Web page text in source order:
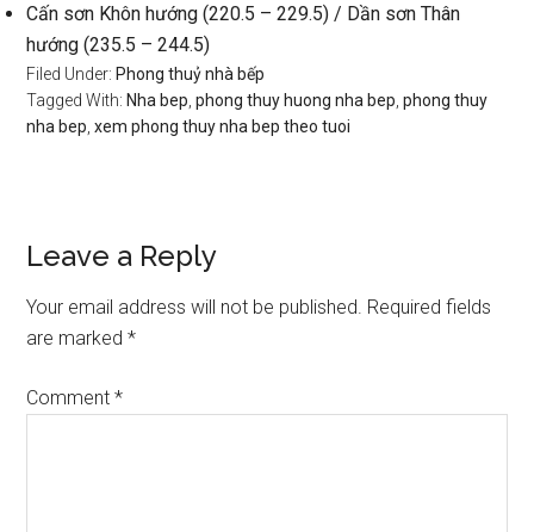
Cấn sơn Khôn hướng (220.5 – 229.5) / Dần sơn Thân
hướng (235.5 – 244.5)
Filed Under: Phong thuỷ nhà bếp
Tagged With: Nha bep ,phong thuy huong nha bep ,phong thuy
nha bep ,xem phong thuy nha bep theo tuoi
Reader
Interactions
Leave a Reply
Your email address will not be published. Required fields
are marked*
Comment*